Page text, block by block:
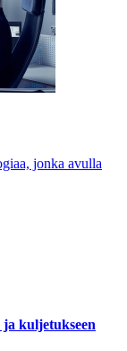
jonka avulla
ja kuljetukseen